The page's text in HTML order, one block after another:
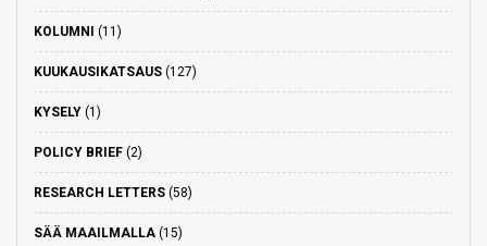
KOLUMNI (11)
KUUKAUSIKATSAUS (127)
KYSELY (1)
POLICY BRIEF (2)
RESEARCH LETTERS (58)
SÄÄ MAAILMALLA (15)